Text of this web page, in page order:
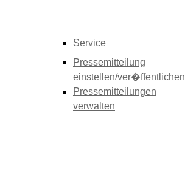
Service
Pressemitteilung
einstellen/ver�ffentlichen
Pressemitteilungen
verwalten